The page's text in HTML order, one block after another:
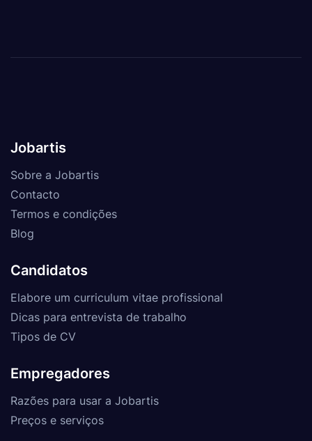
Jobartis
Sobre a Jobartis
Contacto
Termos e condições
Blog
Candidatos
Elabore um curriculum vitae profissional
Dicas para entrevista de trabalho
Tipos de CV
Empregadores
Razões para usar a Jobartis
Preços e serviços